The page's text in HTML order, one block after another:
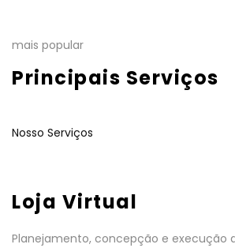
mais popular
Principais Serviços
Nosso Serviços
Loja Virtual
Planejamento, concepção e execução